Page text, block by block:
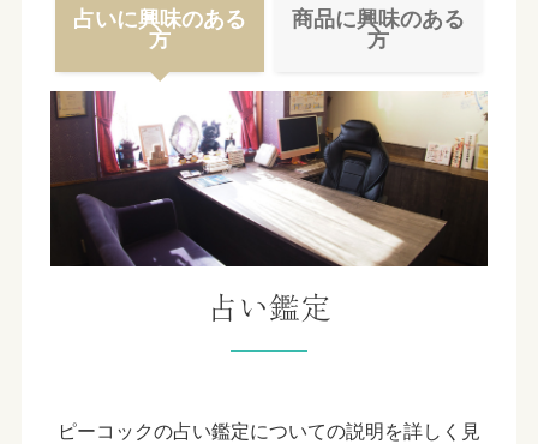
占いに興味のある
方
商品に興味のある
方
占い鑑定
ピーコックの占い鑑定についての説明を詳しく見